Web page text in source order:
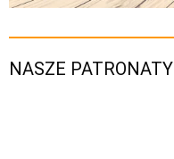
NASZE PATRONATY